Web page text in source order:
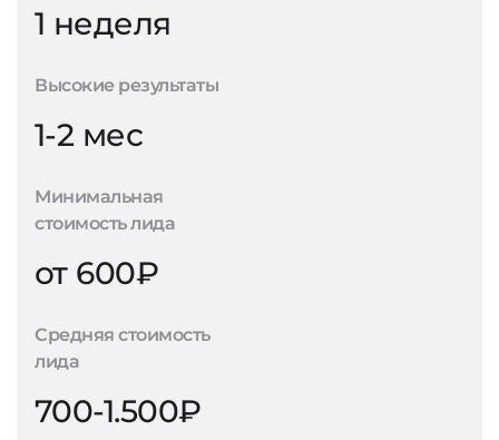
1 неделя
Высокие результаты
1-2 мес
Минимальная
стоимость лида
от 600₽
Средняя стоимость
лида
700-1.500₽